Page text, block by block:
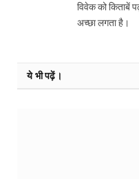
विवेक को किताबें
अच्छा लगता है।
ये भी पढ़ें।